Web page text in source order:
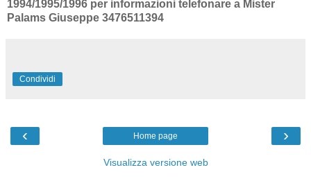
1994/1995/1996 per informazioni telefonare a Mister
Palams Giuseppe 3476511394
Condividi
‹ ›
Home page
Visualizza versione web